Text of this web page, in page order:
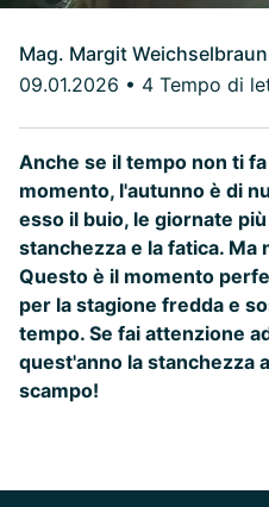
Mag. Margit Weichselbraun
09.01.2026 • 4 Tempo di
Anche se il tempo non ti
momento, l'autunno è di
esso il buio, le giornate
stanchezza e la fatica. Ma
Questo è il momento
per la stagione fredda e
tempo. Se fai attenzione
quest'anno la stanchezza
scampo!